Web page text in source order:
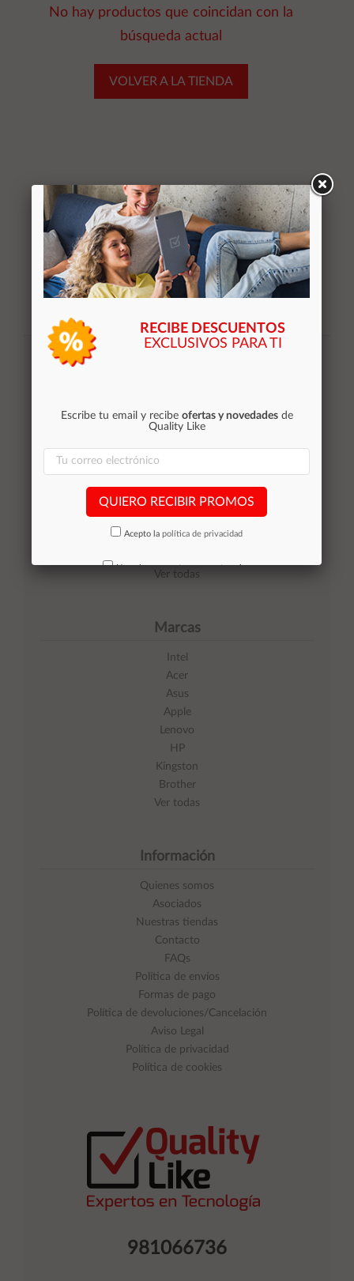
No hay productos que coincidan con la
búsqueda actual
VOLVER A LA TIENDA
Suscribirse
981066736
Categorías
Smartphones de ocasión
Tablets
Impresoras
Ver todas
Marcas
Intel
Acer
Asus
Apple
Lenovo
HP
Kingston
Brother
Ver todas
Información
Quienes somos
Asociados
Nuestras tiendas
Contacto
FAQs
Política de envíos
Formas de pago
Política de devoluciones/Cancelación
Aviso Legal
Política de privacidad
Política de cookies
RECIBE DESCUENTOS
EXCLUSIVOS PARA TI
Escribe tu email y recibe ofertas y novedadesde
Quality Like
QUIERO RECIBIR PROMOS
Acepto la política de privacidad
No volver a mostrar mas este aviso